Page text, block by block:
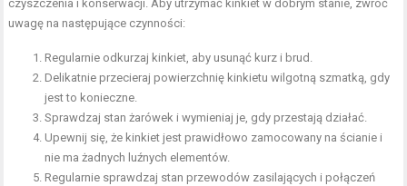
czyszczenia i konserwacji. Aby utrzymać kinkiet w dobrym stanie, zwróć
uwagę na następujące czynności:
Regularnie odkurzaj kinkiet, aby usunąć kurz i brud.
Delikatnie przecieraj powierzchnię kinkietu wilgotną szmatką, gdy
jest to konieczne.
Sprawdzaj stan żarówek i wymieniaj je, gdy przestają działać.
Upewnij się, że kinkiet jest prawidłowo zamocowany na ścianie i
nie ma żadnych luźnych elementów.
Regularnie sprawdzaj stan przewodów zasilających i połączeń